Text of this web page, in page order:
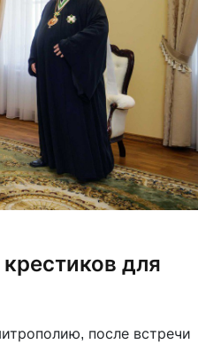
для
после встречи